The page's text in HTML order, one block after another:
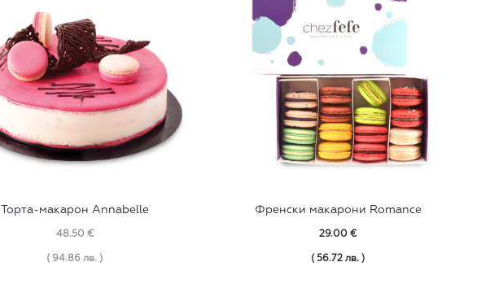
Торта-макарон Annabelle
48.50 €
( 94.86 лв. )
Френски макарони Romance
29.00€
( 56.72 лв. )